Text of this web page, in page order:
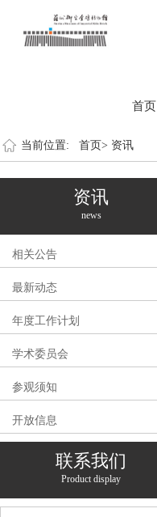
首页
当前位置: 首页> 资讯
资讯
news
相关公告
最新动态
年度工作计划
学术委员会
参观须知
开放信息
联系我们
Product display